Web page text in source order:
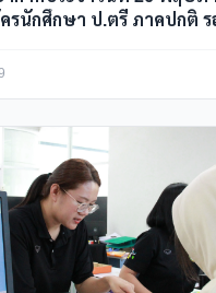
รนักศึกษา ป.ตรี ภาคปกติ
ารศึกษา